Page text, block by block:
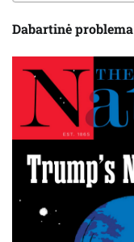
Dabartinė problema